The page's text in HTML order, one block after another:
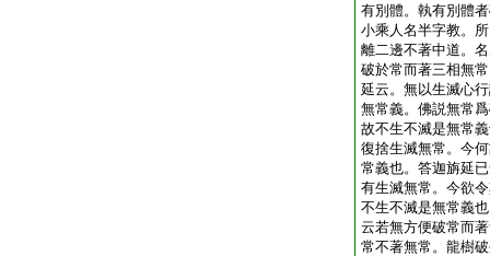
有別體。執有別體
小乘人名半字教。
離二邊不著中道。
破於常而著三相無
延云。無以生滅心
無常義。佛説無常
故不生不滅是無常
復捨生滅無常。今
常義也。答迦旃延
有生滅無常。今欲
不生不滅是無常義
云若無方便破常而
常不著無常。龍樹